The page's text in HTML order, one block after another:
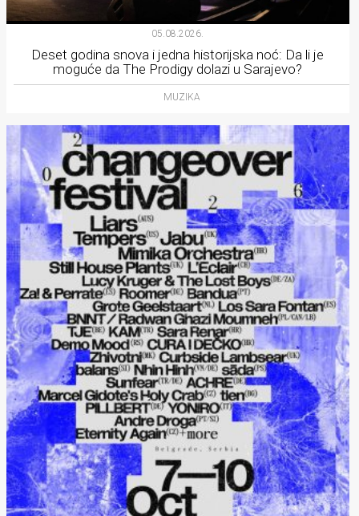
05.08.2026.
Deset godina snova i jedna historijska noć: Da li je
moguće da The Prodigy dolazi u Sarajevo?
MUZIKA